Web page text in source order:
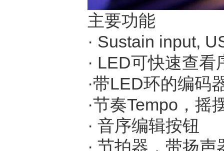
主要功能
· Sustain input,
· LED可快速查
·带LED环的编码
·节奏Tempo，
· 音序编辑按钮
· 节拍器，带扬